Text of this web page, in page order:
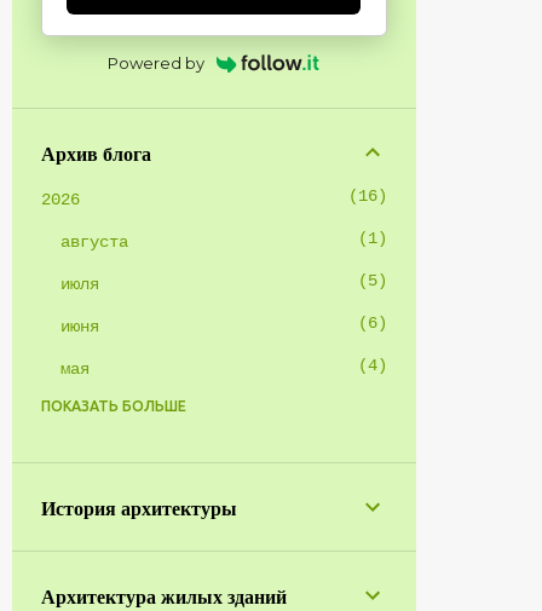
Powered by
Архив блога
2026 16
августа 1
июля 5
июня 6
мая 4
2025
ПОКАЗАТЬ БОЛЬШЕ
История архитектуры
Архитектура жилых зданий